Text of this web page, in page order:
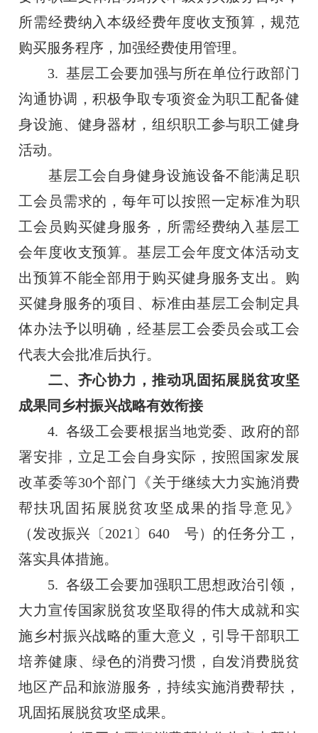
所需经费纳入本级经费年度收支预算，规范
购买服务程序，加强经费使用管理。
3. 基层工会要加强与所在单位行政部门
沟通协调，积极争取专项资金为职工配备健
身设施、健身器材，组织职工参与职工健身
活动。
基层工会自身健身设施设备不能满足职
工会员需求的，每年可以按照一定标准为职
工会员购买健身服务，所需经费纳入基层工
会年度收支预算。基层工会年度文体活动支
出预算不能全部用于购买健身服务支出。购
买健身服务的项目、标准由基层工会制定具
体办法予以明确，经基层工会委员会或工会
代表大会批准后执行。
二、齐心协力，推动巩固拓展脱贫攻坚
成果同乡村振兴战略有效衔接
4. 各级工会要根据当地党委、政府的部
署安排，立足工会自身实际，按照国家发展
改革委等30个部门《关于继续大力实施消费
帮扶巩固拓展脱贫攻坚成果的指导意见》
（发改振兴〔2021〕640 号）的任务分工，
落实具体措施。
5. 各级工会要加强职工思想政治引领，
大力宣传国家脱贫攻坚取得的伟大成就和实
施乡村振兴战略的重大意义，引导干部职工
培养健康、绿色的消费习惯，自发消费脱贫
地区产品和旅游服务，持续实施消费帮扶，
巩固拓展脱贫攻坚成果。